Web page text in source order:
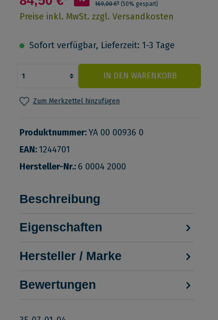
169,00 €* (50% gespart)
Preise inkl. MwSt. zzgl. Versandkosten
Sofort verfügbar, Lieferzeit: 1-3 Tage
IN DEN WARENKORB
Zum Merkzettel hinzufügen
Produktnummer:YA 00 00936 0
EAN:1244701
Hersteller-Nr.: 6 0004 2000
Beschreibung
Eigenschaften
Hersteller / Marke
Bewertungen